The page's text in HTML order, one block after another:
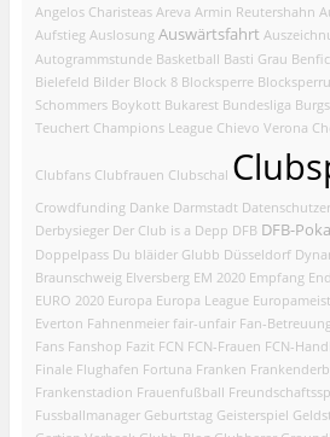
Angelos Charisteas Areva Armin Reutershahn
Aufstieg Auslosung Auswärtsfahrt
Autogrammstunde Basketball Basti Grau
Bielefeld Bilder Block 8 Blocksperre
Schommers Boykott Bukarest Bundesliga
Teuchert Champions League Chievo Verona
Clubfans Clubfrauen Clubschal
Crowdfunding Danke Darmstadt
Derbysieger Der Club is a Depp DFB DFB-
Doppelpass Du bläider Glubb Düsseldorf
Braunschweig Elversberg EM 2020 Empfang
EURO 2020 Europa Europa League
Everton Fahnenmeier fair-unfair Fan-
Fans Fanshop Fazit FCN FCN-Frauen FCN-
Finale Flughafen Fortuna Franken
Frankenstadion Frauenfußball
Fussballmanager Geburtstag Geisterspiel